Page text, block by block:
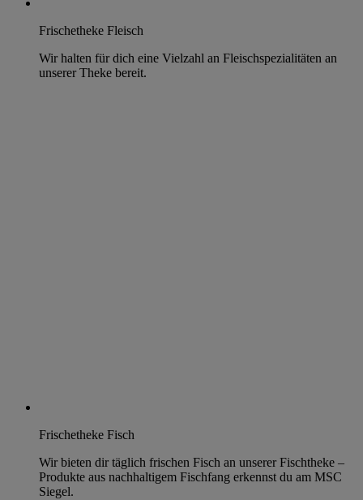
Frischetheke Fleisch
Wir halten für dich eine Vielzahl an Fleischspezialitäten an
unserer Theke bereit.
Frischetheke Fisch
Wir bieten dir täglich frischen Fisch an unserer Fischtheke –
Produkte aus nachhaltigem Fischfang erkennst du am MSC
Siegel.